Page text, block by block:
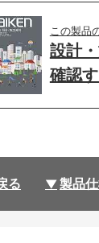
この製品
設計
確認
る 製品